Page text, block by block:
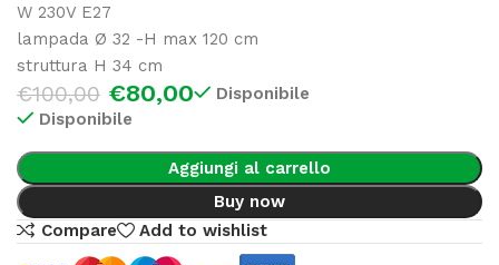
W 230V E27
lampada Ø 32 -H max 120 cm
struttura H 34 cm
€100,00 €80,00
Disponibile
Disponibile
Aggiungi al carrello
Buy now
Compare
Add to wishlist